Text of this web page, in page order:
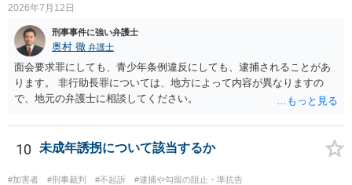
2026年7月12日
刑事事件に強い弁護士
奥村 徹 弁護士
面会要求罪にしても、青少年条例違反にしても、逮捕されることがあ
ります。 非行助長罪については、地方によって内容が異なりますの
で、地元の弁護士に相談してください。
10 未成年誘拐について該当するか
#加害者 #刑事裁判 #不起訴 #逮捕や勾留の阻止・準抗告